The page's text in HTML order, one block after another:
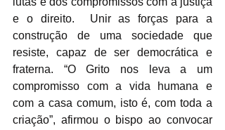
e o direito.  Unir as forças para a
construção de uma sociedade que
resiste, capaz de ser democrática e
fraterna. “O Grito nos leva a um
compromisso com a vida humana e
com a casa comum, isto é, com toda a
criação”, afirmou o bispo ao convocar